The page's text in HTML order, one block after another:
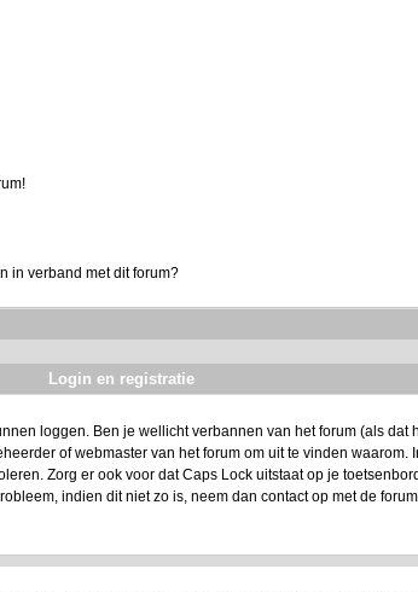
in verband met dit forum?
Login en registratie
loggen. Ben je wellicht verbannen van het forum (als dat
of webmaster van het forum om uit te vinden waarom.
Zorg er ook voor dat Caps Lock uitstaat op je
indien dit niet zo is, neem dan contact op met de